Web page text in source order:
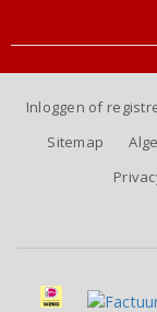
Inloggen of
Sitemap